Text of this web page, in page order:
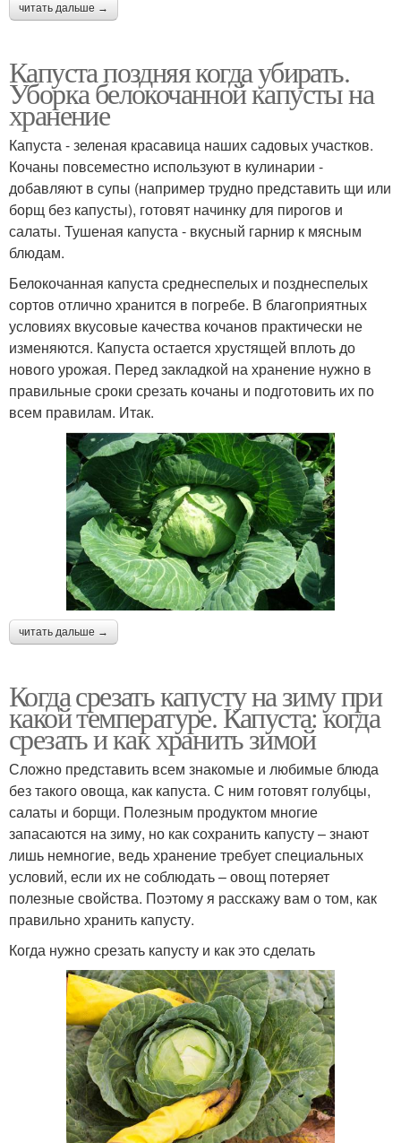
читать дальше →
Капуста поздняя когда убирать.
Уборка белокочанной капусты на
хранение
Капуста - зеленая красавица наших садовых участков.
Кочаны повсеместно используют в кулинарии -
добавляют в супы (например трудно представить щи или
борщ без капусты), готовят начинку для пирогов и
салаты. Тушеная капуста - вкусный гарнир к мясным
блюдам.
Белокочанная капуста среднеспелых и позднеспелых
сортов отлично хранится в погребе. В благоприятных
условиях вкусовые качества кочанов практически не
изменяются. Капуста остается хрустящей вплоть до
нового урожая. Перед закладкой на хранение нужно в
правильные сроки срезать кочаны и подготовить их по
всем правилам. Итак.
читать дальше →
Когда срезать капусту на зиму при
какой температуре. Капуста: когда
срезать и как хранить зимой
Сложно представить всем знакомые и любимые блюда
без такого овоща, как капуста. С ним готовят голубцы,
салаты и борщи. Полезным продуктом многие
запасаются на зиму, но как сохранить капусту – знают
лишь немногие, ведь хранение требует специальных
условий, если их не соблюдать – овощ потеряет
полезные свойства. Поэтому я расскажу вам о том, как
правильно хранить капусту.
Когда нужно срезать капусту и как это сделать